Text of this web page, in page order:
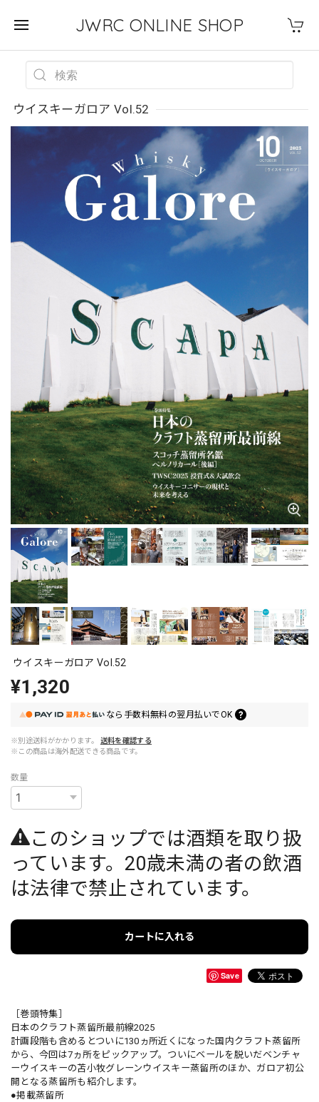
JWRC ONLINE SHOP
ウイスキーガロア Vol.52
ウイスキーガロア Vol.52
¥1,320
なら 手数料無料の翌月払いでOK
※別途送料がかかります。
送料を確認する
※この商品は海外配送できる商品です。
数量
このショップでは酒類を取り扱
っています。20歳未満の者の飲酒
は法律で禁止されています。
カートに入れる
Save
［巻頭特集］
日本のクラフト蒸留所最前線2025
計画段階も含めるとついに130ヵ所近くになった国内クラフト蒸留所
から、今回は7ヵ所をピックアップ。ついにベールを脱いだベンチャ
ーウイスキーの苫小牧グレーンウイスキー蒸留所のほか、ガロア初公
開となる蒸留所も紹介します。
●掲載蒸留所